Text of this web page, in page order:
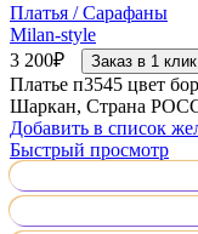
Платья / Сарафаны
Milan-style
3 200₽ Заказ в 1 клик
Платье п3545 цвет
Шаркан, Страна
Добавить в список
Быстрый просмотр